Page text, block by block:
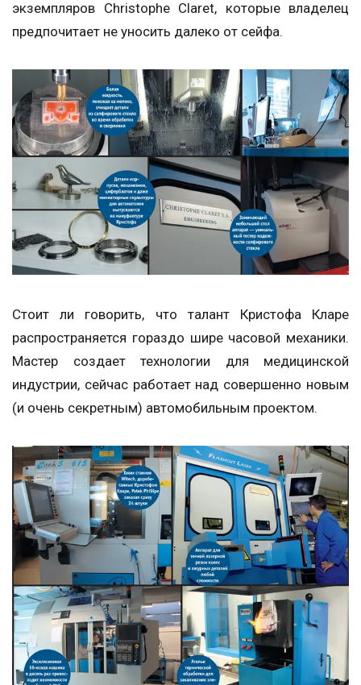
экземпляров Christophe Claret, которые владелец
предпочитает не уносить далеко от сейфа.
Стоит ли говорить, что талант Кристофа Кларе
распространяется гораздо шире часовой механики.
Мастер создает технологии для медицинской
индустрии, сейчас работает над совершенно новым
(и очень секретным) автомобильным проектом.